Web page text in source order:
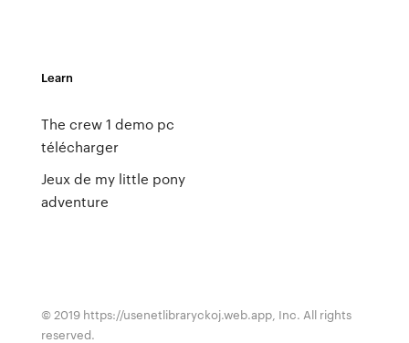
Learn
The crew 1 demo pc
télécharger
Jeux de my little pony
adventure
© 2019 https://usenetlibraryckoj.web.app, Inc. All rights
reserved.